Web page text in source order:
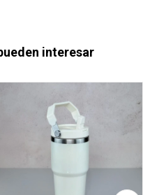
interesar